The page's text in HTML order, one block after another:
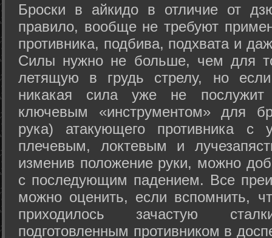
Броски в айкидо в отличие от
правило, вообще не требуют
противника, подбива, подхвата и
Силы нужно не больше, чем для
летящую в грудь стрелу, но
никакая сила уже не
ключевым «инструментом» для
рука) атакующего противника с
плечевым, локтевым и
изменив положение руки, можно
с последующим падением. Все
можно оценить, если вспомнить,
приходилось зачастую
подготовленным противником в